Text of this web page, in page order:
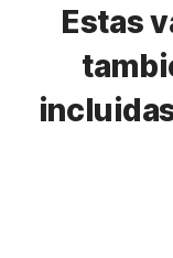
Estas